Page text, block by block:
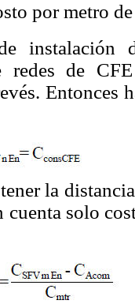
por metro
instalación
redes de
Entonces
la
cuenta solo